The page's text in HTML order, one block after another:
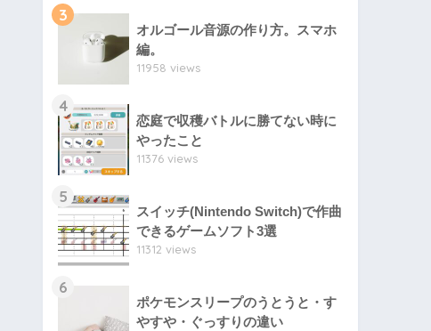
3
オルゴール音源の作り方。スマホ
編。
11958 views
4
恋庭で収穫バトルに勝てない時に
やったこと
11376 views
5
スイッチ(Nintendo Switch)で作曲
できるゲームソフト3選
11312 views
6
ポケモンスリープのうとうと・す
やすや・ぐっすりの違い